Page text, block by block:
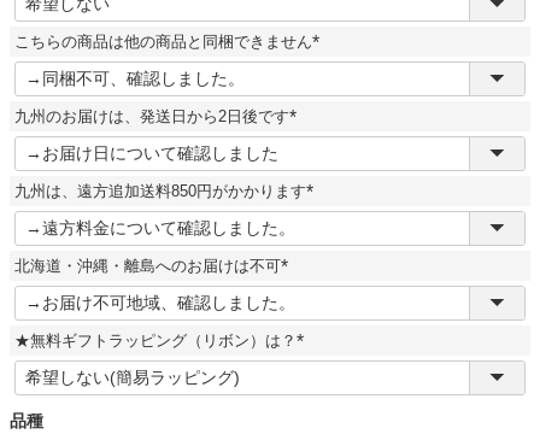
)
こちらの商品は他の商品と同梱できません
(
九州のお届けは、発送日から2日後です
(
九州は、遠方追加送料850円がかかります
(
北海道・沖縄・離島へのお届けは不可
(
必
★無料ギフトラッピング（リボン）は？
(
品種